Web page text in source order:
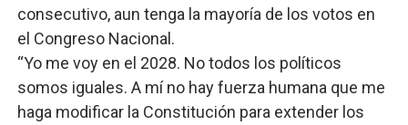
consecutivo, aun tenga la mayoría de los votos en
el Congreso Nacional.
“Yo me voy en el 2028. No todos los políticos
somos iguales. A mí no hay fuerza humana que me
haga modificar la Constitución para extender los